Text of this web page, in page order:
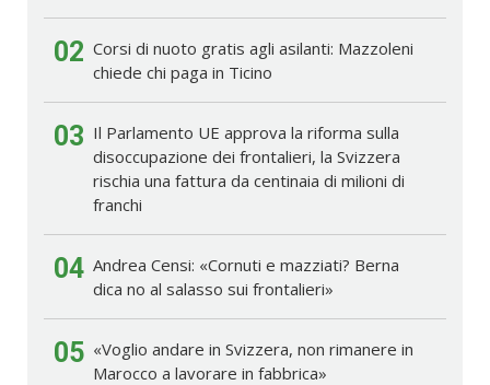
02 Corsi di nuoto gratis agli asilanti: Mazzoleni
chiede chi paga in Ticino
03 Il Parlamento UE approva la riforma sulla
disoccupazione dei frontalieri, la Svizzera
rischia una fattura da centinaia di milioni di
franchi
04 Andrea Censi: «Cornuti e mazziati? Berna
dica no al salasso sui frontalieri»
05 «Voglio andare in Svizzera, non rimanere in
Marocco a lavorare in fabbrica»